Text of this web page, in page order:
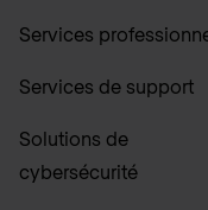
Services
Services de support
Solutions de
cybersécurité